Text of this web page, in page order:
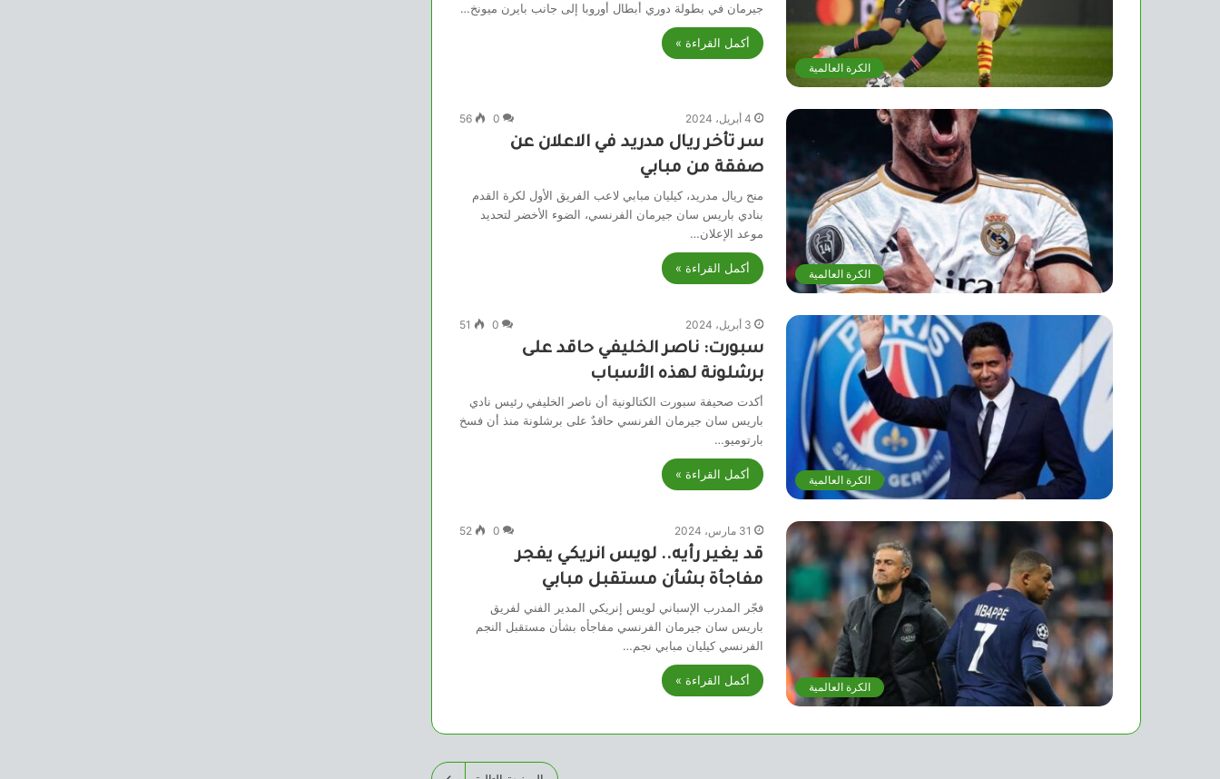
الكرة العالمية
جيرمان في بطولة دوري أبطال أوروبا إلى جانب بايرن ميونخ…
أكمل القراءة »
الكرة العالمية
4 أبريل، 2024 0
56
سر تأخر ريال مدريد في الاعلان عن
صفقة من مبابي
منح ريال مدريد، كيليان مبابي لاعب الفريق الأول لكرة القدم
بنادي باريس سان جيرمان الفرنسي، الضوء الأخضر لتحديد
موعد الإعلان…
أكمل القراءة »
الكرة العالمية
3 أبريل، 2024 0
51
سبورت: ناصر الخليفي حاقد على
برشلونة لهذه الأسباب
أكدت صحيفة سبورت الكتالونية أن ناصر الخليفي رئيس نادي
باريس سان جيرمان الفرنسي حاقدٌ على برشلونة منذ أن فسخ
بارتوميو…
أكمل القراءة »
الكرة العالمية
31 مارس، 2024 0
52
قد يغير رأيه.. لويس انريكي يفجر
مفاجأة بشأن مستقبل مبابي
فجّر المدرب الإسباني لويس إنريكي المدير الفني لفريق
باريس سان جيرمان الفرنسي مفاجأه بشأن مستقبل النجم
الفرنسي كيليان مبابي نجم…
أكمل القراءة »